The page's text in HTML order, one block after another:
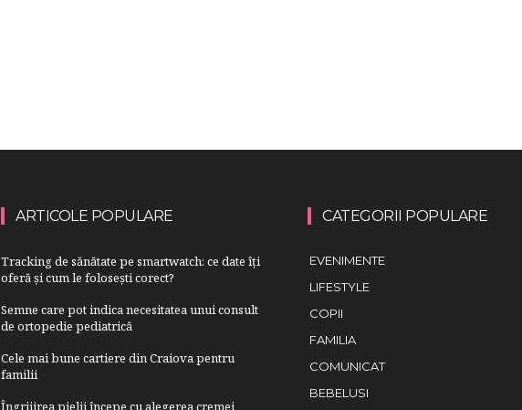
ARTICOLE POPULARE
Tracking de sănătate pe smartwatch: ce date îți
oferă și cum le folosești corect?
Semne care pot indica necesitatea unui consult
de ortopedie pediatrică
Cele mai bune cartiere din Craiova pentru
familii
Îngrijirea pielii începe cu alegerea cremei
CATEGORII POPULARE
EVENIMENTE
LIFESTYLE
COPII
FAMILIA
COMUNICAT
BEBELUSI